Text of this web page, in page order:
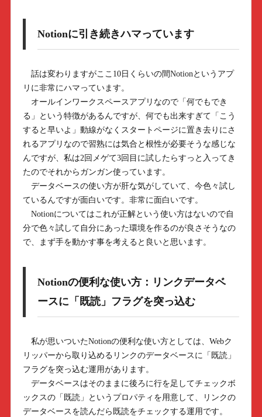
Notionに引き続きハマっています
話は変わりますがここ10日くらいの間Notionというアプ
リに非常にハマっています。
オールインワークスペースアプリなので「何でもでき
る」という特徴があるんですが、何でも出来すぎて「こう
すると早いよ」動線がなくスタートページに置き去りにさ
れるアプリなので習熟には気合と根性が必要そうな感じな
んですが、私は2回メゲて3回目に試したらすっと入ってき
たのでそれからガンガン使っています。
データベースの使い方が肝な気がしていて、今色々試し
ているんですが面白いです。非常に面白いです。
Notionについてはこれが正解という使い方はないので自
分で色々試して自分にあった環境を作るのが良さそうなの
で、まず手を動かす事を考えると良いと思います。
Notionの便利な使い方：リンクデータベ
ースに「既読」フラグを突っ込む
私が思いついたNotionの便利な使い方としては、Webク
リッパーから取り込めるリンクのデータベースに「既読」
フラグを突っ込む運用があります。
データベースはそのままに後ろに行を足してチェックボ
ックスの「既読」というプロパティを用意して、リンクの
データベースを読んだら既読をチェックする運用です。